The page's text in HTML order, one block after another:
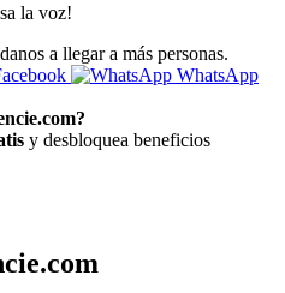
la voz!
a llegar a más personas.
WhatsApp
y desbloquea beneficios